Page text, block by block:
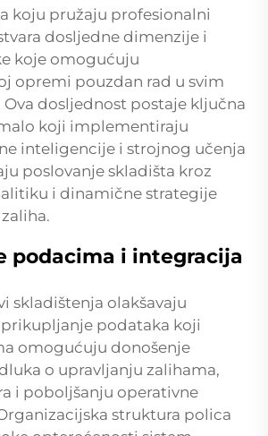
koju pružaju profesionalni
dosljedne dimenzije i
koje omogućuju
opremi pouzdan rad u svim
dosljednost postaje ključna
koji implementiraju
inteligencije i strojnog učenja
poslovanje skladišta kroz
i dinamične strategije
podacima i integracija
skladištenja olakšavaju
podataka koji
omogućuju donošenje
o upravljanju zalihama,
i poboljšanju operativne
struktura polica